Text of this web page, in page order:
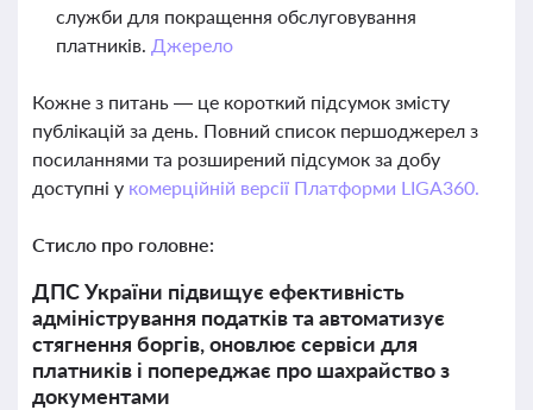
служби для покращення обслуговування
платників. Джерело
Кожне з питань — це короткий підсумок змісту
публікацій за день. Повний список першоджерел з
посиланнями та розширений підсумок за добу
доступні у комерційній версії Платформи LIGA360.
Стисло про головне:
ДПС України підвищує ефективність
адміністрування податків та автоматизує
стягнення боргів, оновлює сервіси для
платників і попереджає про шахрайство з
документами